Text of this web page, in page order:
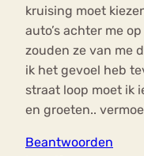
kruising moet
auto’s achter me
zouden ze van me
ik het gevoel heb
straat loop moet ik
en groeten..
Beantwoorden